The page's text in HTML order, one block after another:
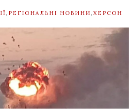
РЕГІОНАЛЬНІ НОВИНИ ХЕРСОН